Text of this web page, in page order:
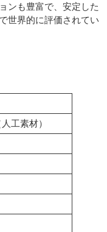
ンも豊富で、安定した
世界的に評価されてい
工素材）